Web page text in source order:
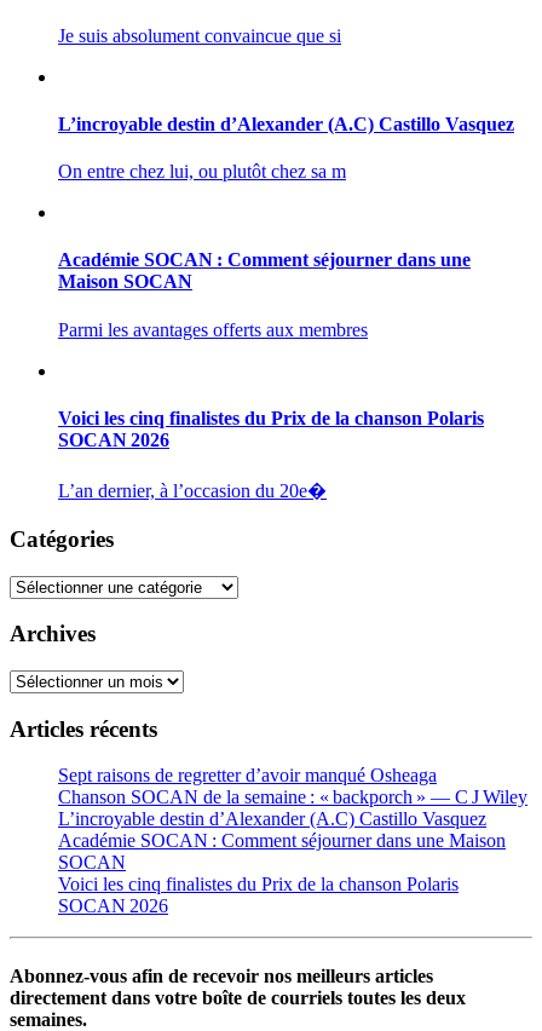
Je suis absolument convaincue que si
L’incroyable destin d’Alexander (A.C) Castillo Vasquez
On entre chez lui, ou plutôt chez sa m
Académie SOCAN : Comment séjourner dans une
Maison SOCAN
Parmi les avantages offerts aux membres
Voici les cinq finalistes du Prix de la chanson Polaris
SOCAN 2026
L’an dernier, à l’occasion du 20e�
Catégories
Catégories
Archives
Archives
Articles récents
Sept raisons de regretter d’avoir manqué Osheaga
Chanson SOCAN de la semaine : « backporch » — C J Wiley
L’incroyable destin d’Alexander (A.C) Castillo Vasquez
Académie SOCAN : Comment séjourner dans une Maison
SOCAN
Voici les cinq finalistes du Prix de la chanson Polaris
SOCAN 2026
Abonnez-vous afin de recevoir nos meilleurs articles
directement dans votre boîte de courriels toutes les deux
semaines.